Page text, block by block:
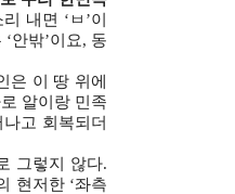
내면 ‘ㅂ’이
안밖’이요, 동
은 이 땅 위에
알이랑 민족
고 회복되더
그렇지 않다.
현저한 ‘좌측